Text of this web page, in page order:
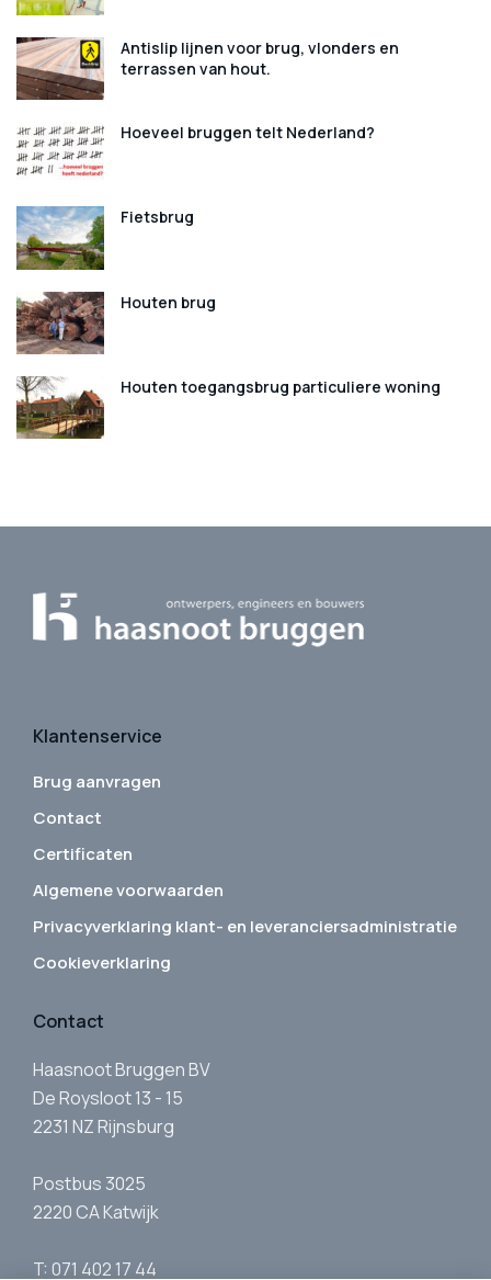
Antislip lijnen voor brug, vlonders en
terrassen van hout.
Hoeveel bruggen telt Nederland?
Fietsbrug
Houten brug
Houten toegangsbrug particuliere woning
Klantenservice
Brug aanvragen
Contact
Certificaten
Algemene voorwaarden
Privacyverklaring klant- en leveranciersadministratie
Cookieverklaring
Contact
Haasnoot Bruggen BV
De Roysloot 13 - 15
2231 NZ Rijnsburg
Postbus 3025
2220 CA Katwijk
T: 071 402 17 44